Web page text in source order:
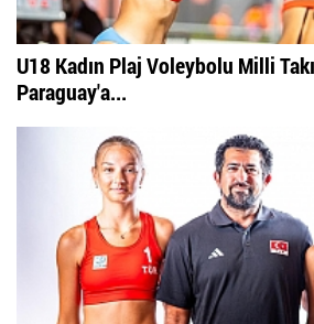
U18 Kadın Plaj Voleybolu Milli
Paraguay'a...